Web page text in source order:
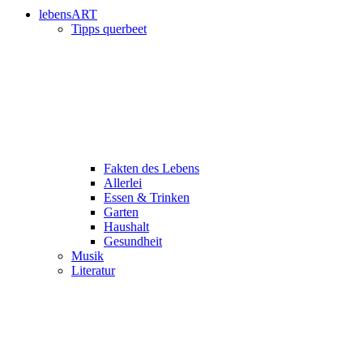
lebensART
Tipps querbeet
Fakten des Lebens
Allerlei
Essen & Trinken
Garten
Haushalt
Gesundheit
Musik
Literatur